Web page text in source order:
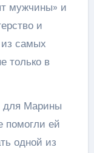
мужчины» и
и
самых
только в
для Марины
помогли ей
одной из